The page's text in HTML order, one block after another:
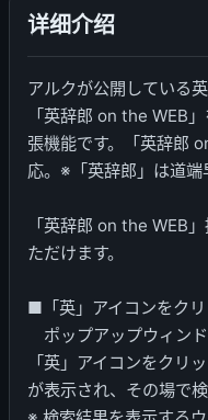
详细介绍
アルクが公開している
「英辞郎 on the WEB
張機能です。「英辞郎
応。※「英辞郎」は道端
「英辞郎 on the WEB
ただけます。
■「英」アイコンをク
ポップアップウィンド
「英」アイコンをクリ
が表示され、その場で検